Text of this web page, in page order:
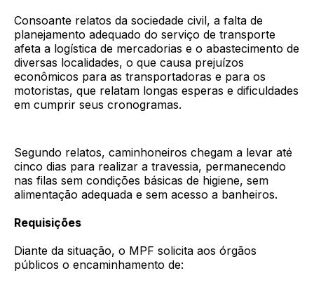
Consoante relatos da sociedade civil, a falta de
planejamento adequado do serviço de transporte
afeta a logística de mercadorias e o abastecimento de
diversas localidades, o que causa prejuízos
econômicos para as transportadoras e para os
motoristas, que relatam longas esperas e dificuldades
em cumprir seus cronogramas.
Segundo relatos, caminhoneiros chegam a levar até
cinco dias para realizar a travessia, permanecendo
nas filas sem condições básicas de higiene, sem
alimentação adequada e sem acesso a banheiros.
Requisições
Diante da situação, o MPF solicita aos órgãos
públicos o encaminhamento de: